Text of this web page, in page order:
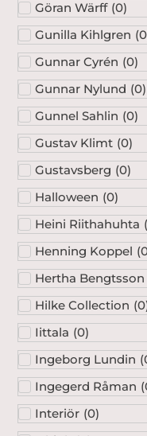
Göran Wärff (0)
Gunilla Kihlgren (0
Gunnar Cyrén (0)
Gunnar Nylund (0)
Gunnel Sahlin (0)
Gustav Klimt (0)
Gustavsberg (0)
Halloween (0)
Heini Riithahuhta (
Henning Koppel (
Hertha Bengtsson
Hilke Collection (0
Iittala (0)
Ingeborg Lundin (
Ingegerd Råman (
Interiör (0)